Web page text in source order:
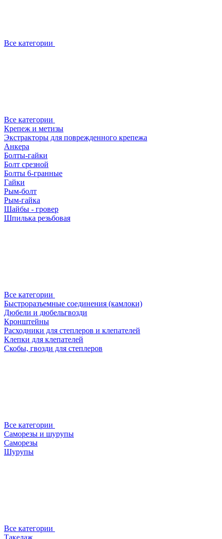
Все категории
Все категории
Крепеж и метизы
Экстракторы для поврежденного крепежа
Анкера
Болты-гайки
Болт срезной
Болты 6-гранные
Гайки
Рым-болт
Рым-гайка
Шайбы - гровер
Шпилька резьбовая
Все категории
Быстроразъемные соединения (камлоки)
Дюбели и дюбельгвозди
Кронштейны
Расходники для степлеров и клепателей
Клепки для клепателей
Скобы, гвозди для степлеров
Все категории
Саморезы и шурупы
Саморезы
Шурупы
Все категории
Такелаж